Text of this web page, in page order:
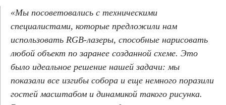
«Мы посоветовались с техническими
специалистами, которые предложили нам
использовать RGB-лазеры, способные нарисовать
любой объект по заранее созданной схеме. Это
было идеальное решение нашей задачи: мы
показали все изгибы собора и еще немного поразили
гостей масштабом и динамикой такого рисунка.